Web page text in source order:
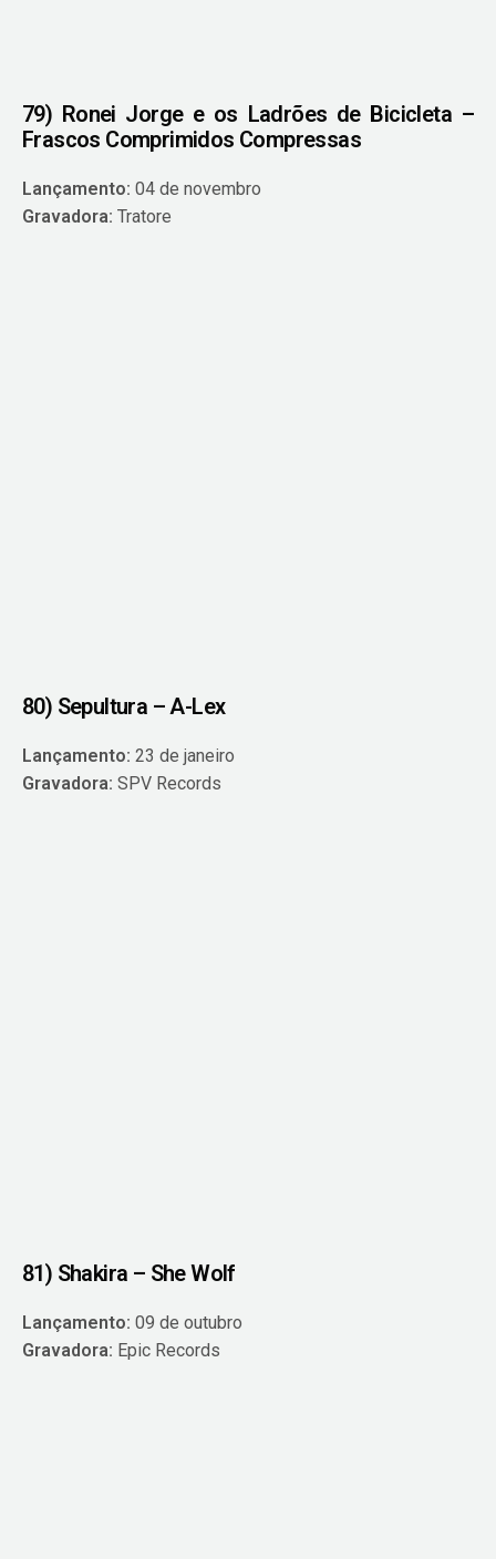
79) Ronei Jorge e os Ladrões de Bicicleta –
Frascos Comprimidos Compressas
Lançamento: 04 de novembro
Gravadora: Tratore
80) Sepultura – A-Lex
Lançamento: 23 de janeiro
Gravadora: SPV Records
81) Shakira – She Wolf
Lançamento: 09 de outubro
Gravadora: Epic Records